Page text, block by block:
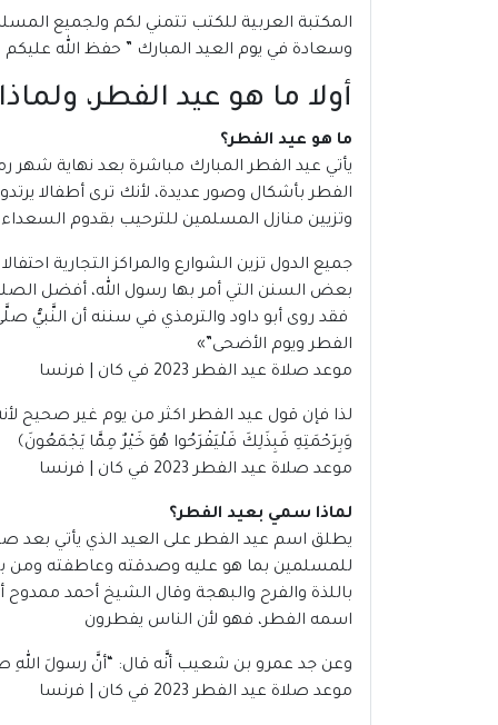
وسعادة في يوم العيد المبارك ” حفظ الله عليكم
أولا ما هو عيد الفطر،
ما هو عيد الفطر؟
يأتي عيد الفطرالمبارك مباشرة بعد نهاية شهر
الفطر بأشكال وصور عديدة، لأنك ترى أطفالا
وتزيين منازل المسلمين للترحيب بقدوم
جميع الدول تزين الشوارع والمراكز التجارية
بعض السنن التي أمر بها رسول الله، أفضل
فقد روى أبو داود والترمذي في سننه أن النَّبيُّ
الفطر ويوم الأضحى”»
موعد صلاة عيد الفطر 2023 في كان | فرنسا
لذا فإن قول عيد الفطر اكثر من يوم غير صحيح
وَبِرَحْمَتِهِ فَبِذَلِكَ فَلْيَفْرَحُوا هُوَ خَيْرٌ مِمَّا يَجْمَعُونَ﴾
موعد صلاة عيد الفطر 2023 في كان | فرنسا
لماذا سمي بعيد الفطر؟
يطلق اسم عيد الفطر على العيد الذي يأتي بعد
للمسلمين بما هو عليه وصدقته وعاطفته ومن
باللذة والفرح والبهجة وقال الشيخ أحمد ممدوح
اسمه الفطر، فهو لأن الناس يفطرون
وعن جد عمرو بن شعيب أنَّه قال: “أنَّ رسولَ اللهِ
موعد صلاة عيد الفطر 2023 في كان | فرنسا